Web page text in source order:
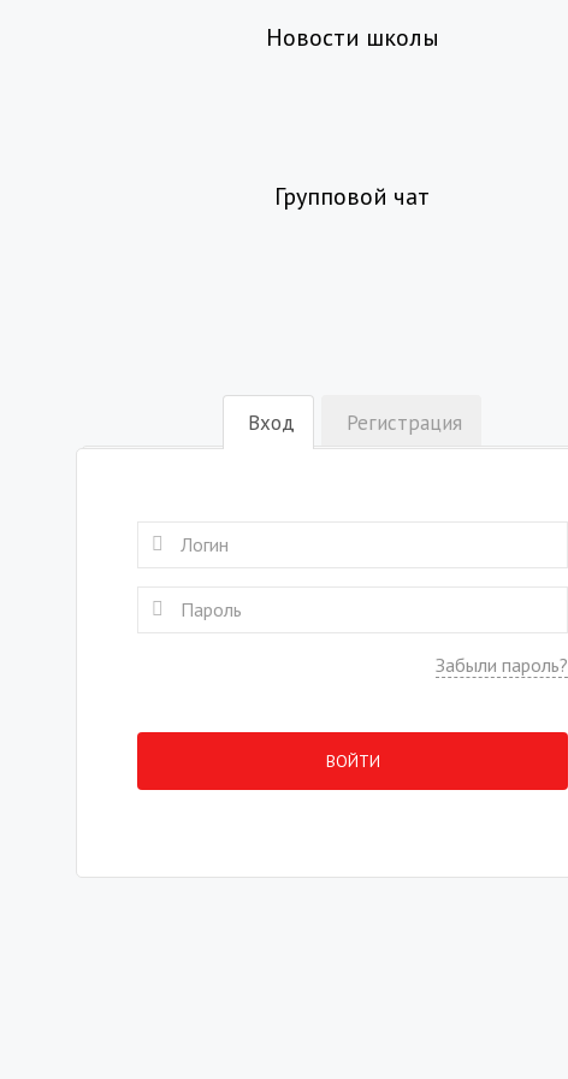
Новости школы
Групповой чат
Вход Регистрация
Забыли пароль?
ВОЙТИ